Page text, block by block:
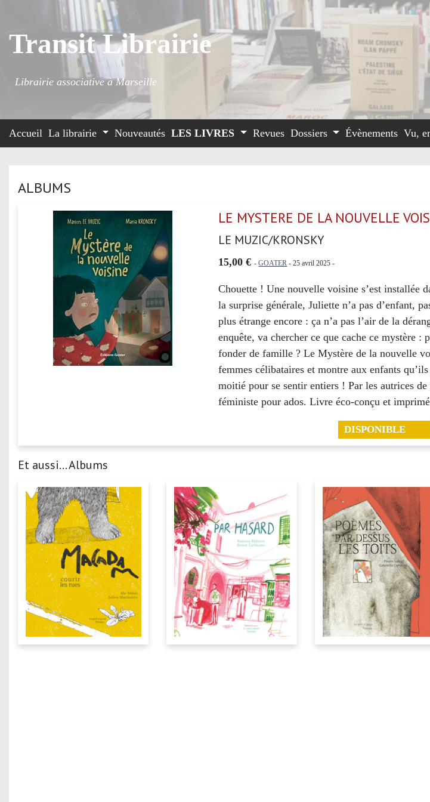
Transit Librairie
Librairie associative à Marseille
Accueil La librairie Nouveautés LES LIVRES Revues Dossiers Évènements Vu,
ALBUMS
LE MYSTERE DE LA NOUVELLE
LE MUZIC/KRONSKY
15,00 € -GOATER - 25 avril 2025 -
Chouette ! Une nouvelle voisine s’est installée
la surprise générale, Juliette n’a pas d’enfant,
plus étrange encore : ça n’a pas l’air de la
enquête, va chercher ce que cache ce mystère :
fonder de famille ? Le Mystère de la nouvelle
femmes célibataires et montre aux enfants
moitié pour se sentir entiers ! Par les autrices
féministe pour ados. Livre éco-conçu et
DISPONIBLE
Et aussi... Albums